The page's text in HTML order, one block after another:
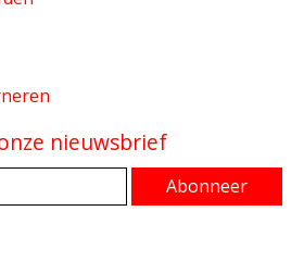
nieuwsbrief
Abonneer